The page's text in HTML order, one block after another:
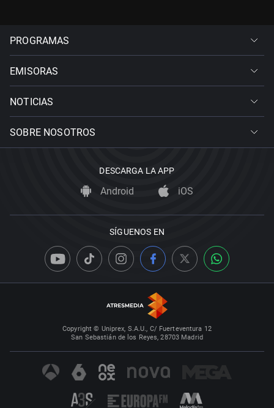
PROGRAMAS
EMISORAS
NOTICIAS
SOBRE NOSOTROS
DESCARGA LA APP
Android iOS
SÍGUENOS EN
Copyright © Uniprex, S.A.U., C/ Fuerteventura 12
San Sebastián de los Reyes, 28703 Madrid